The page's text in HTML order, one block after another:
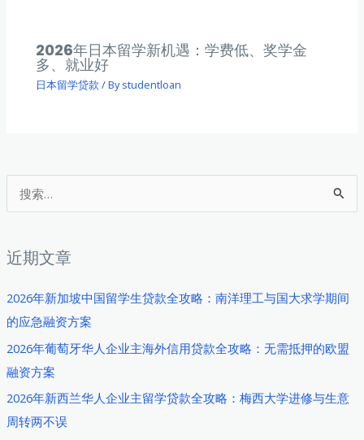
索
近期文章
2026年新加坡中国留学生贷款全攻略：南洋理工与国大求学期间
的应急融资方案
2026年葡萄牙华人企业主海外信用贷款全攻略：无需抵押的欧盟
融资方案
2026年新西兰华人企业主留学贷款全攻略：梅西大学进修与生意
周转两不误
2026年日本留学新机遇：学费低、奖学金
多、就业好
日本留学贷款 / Bystudentloan